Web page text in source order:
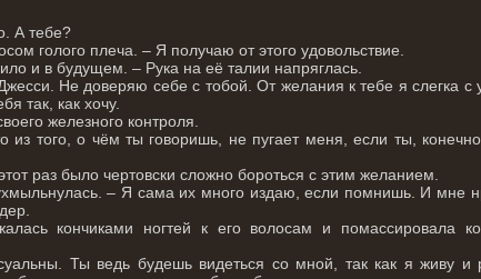
А тебе?
голого плеча. – Я получаю от этого удовольствие.
и в будущем. – Рука на её талии напряглась.
Не доверяю себе с тобой. От желания к тебе я слегка с
так, как хочу.
железного контроля.
из того, о чём ты говоришь, не пугает меня, если ты,
раз было чертовски сложно бороться с этим желанием.
– Я сама их много издаю, если помнишь. И мне
кончиками ногтей к его волосам и помассировала
Ты ведь будешь видеться со мной, так как я живу